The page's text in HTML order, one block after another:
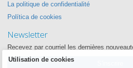
La politique de confidentialité
Política de cookies
Newsletter
Recevez par courriel les dernières
Utilisation de cookies